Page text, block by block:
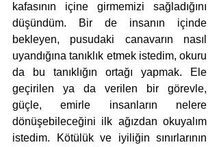
kafasının içine girmemizi sağladığını
düşündüm. Bir de insanın içinde
bekleyen, pusudaki canavarın nasıl
uyandığına tanıklık etmek istedim, okuru
da bu tanıklığın ortağı yapmak. Ele
geçirilen ya da verilen bir görevle,
güçle, emirle insanların nelere
dönüşebileceğini ilk ağızdan okuyalım
istedim. Kötülük ve iyiliğin sınırlarının